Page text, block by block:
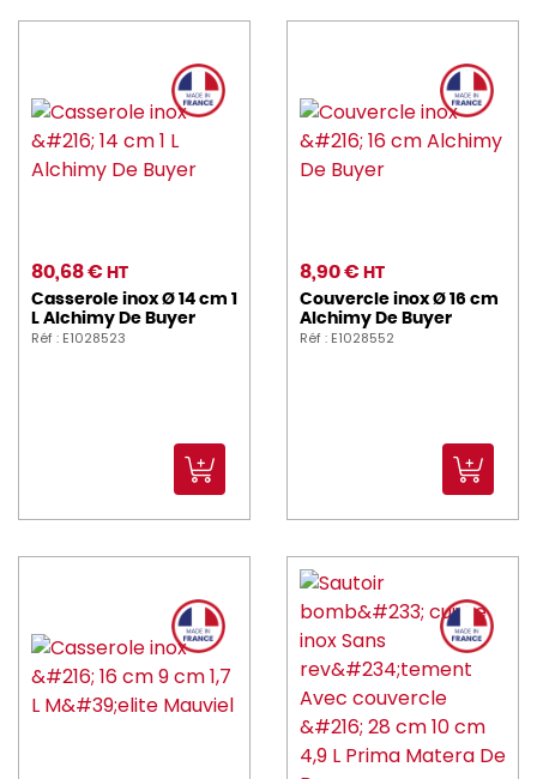
80,68 € HT
Casserole inox Ø 14 cm 1
L Alchimy De Buyer
Réf : E1028523
8,90 € HT
Couvercle inox Ø 16 cm
Alchimy De Buyer
Réf : E1028552